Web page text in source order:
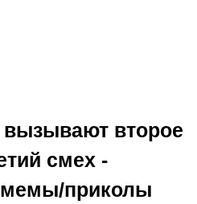
второе
смех -
приколы